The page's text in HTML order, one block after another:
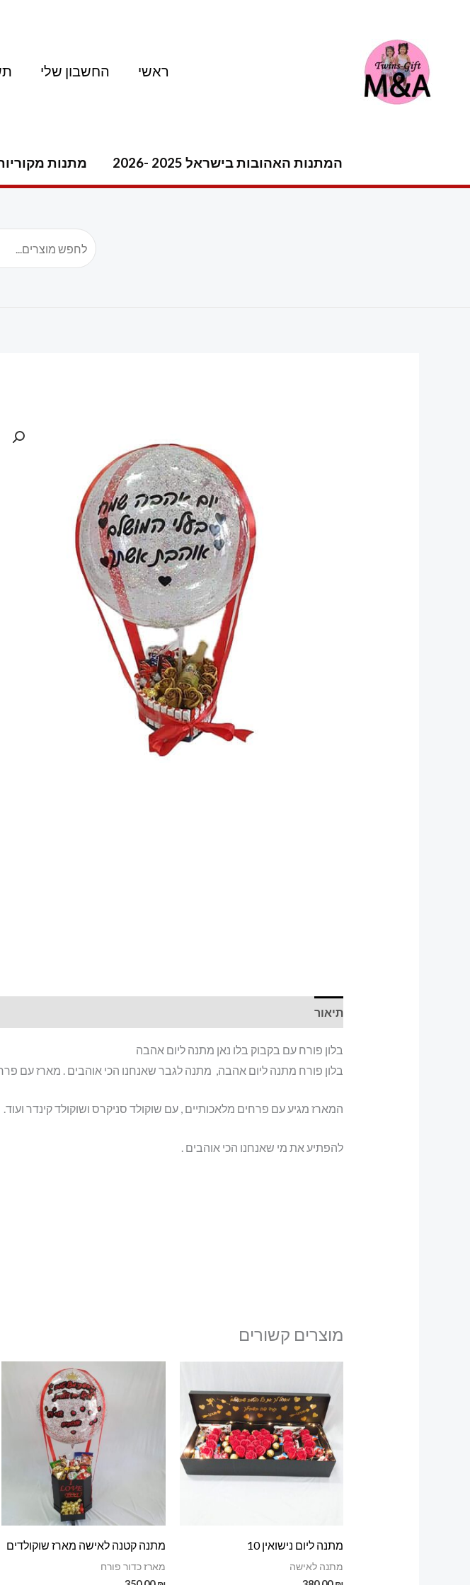
ראשי החשבון שלי
המתנות האהובות בישראל 2025 -2026 מתנות
תיאור
בלון פורח עם בקבוק בלו נאן מתנה ליום אהבה
בלון פורח מתנה ליום אהבה, מתנה לגבר שאנחנו הכי אוהבים . מארז עם
המארז מגיע עם פרחים מלאכותיים , עם שוקולד סניקרס ושוקולד קינדר ועוד.
להפתיע את מי שאנחנו הכי אוהבים .
מוצרים קשורים
מתנה ליום נישואין 10
מתנה לאישה
מתנה קטנה לאישה מארז שוקולדים
מארז כדור פורח